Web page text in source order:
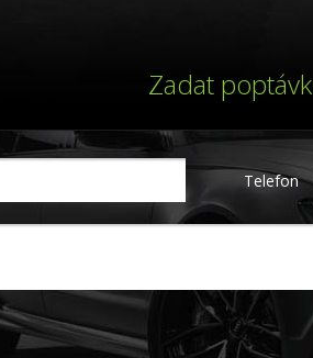
Zadat
Telefon